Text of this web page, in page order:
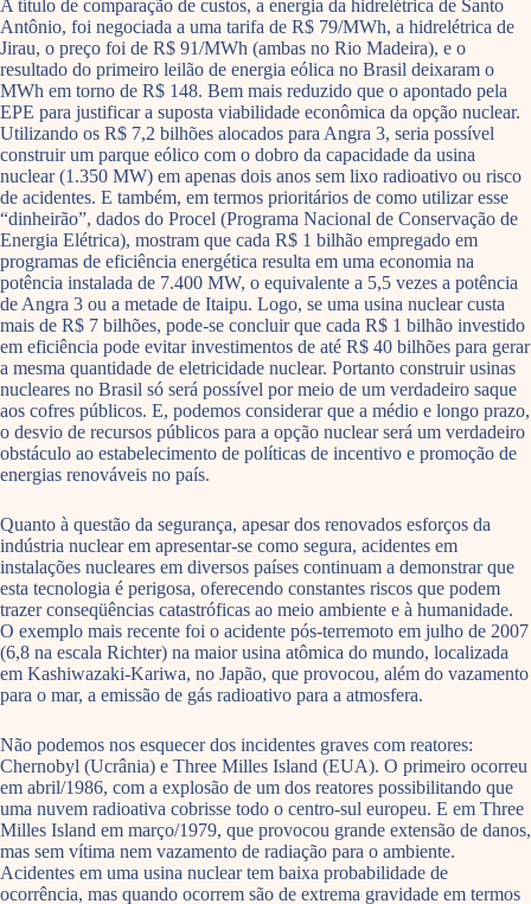
A título de comparação de custos, a energia da hidrelétrica de Santo
Antônio, foi negociada a uma tarifa de R$ 79/MWh, a hidrelétrica de
Jirau, o preço foi de R$ 91/MWh (ambas no Rio Madeira), e o
resultado do primeiro leilão de energia eólica no Brasil deixaram o
MWh em torno de R$ 148. Bem mais reduzido que o apontado pela
EPE para justificar a suposta viabilidade econômica da opção nuclear.
Utilizando os R$ 7,2 bilhões alocados para Angra 3, seria possível
construir um parque eólico com o dobro da capacidade da usina
nuclear (1.350 MW) em apenas dois anos sem lixo radioativo ou risco
de acidentes. E também, em termos prioritários de como utilizar esse
“dinheirão”, dados do Procel (Programa Nacional de Conservação de
Energia Elétrica), mostram que cada R$ 1 bilhão empregado em
programas de eficiência energética resulta em uma economia na
potência instalada de 7.400 MW, o equivalente a 5,5 vezes a potência
de Angra 3 ou a metade de Itaipu. Logo, se uma usina nuclear custa
mais de R$ 7 bilhões, pode-se concluir que cada R$ 1 bilhão investido
em eficiência pode evitar investimentos de até R$ 40 bilhões para gerar
a mesma quantidade de eletricidade nuclear. Portanto construir usinas
nucleares no Brasil só será possível por meio de um verdadeiro saque
aos cofres públicos. E, podemos considerar que a médio e longo prazo,
o desvio de recursos públicos para a opção nuclear será um verdadeiro
obstáculo ao estabelecimento de políticas de incentivo e promoção de
energias renováveis no país.
Quanto à questão da segurança, apesar dos renovados esforços da
indústria nuclear em apresentar-se como segura, acidentes em
instalações nucleares em diversos países continuam a demonstrar que
esta tecnologia é perigosa, oferecendo constantes riscos que podem
trazer conseqüências catastróficas ao meio ambiente e à humanidade.
O exemplo mais recente foi o acidente pós-terremoto em julho de 2007
(6,8 na escala Richter) na maior usina atômica do mundo, localizada
em Kashiwazaki-Kariwa, no Japão, que provocou, além do vazamento
para o mar, a emissão de gás radioativo para a atmosfera.
Não podemos nos esquecer dos incidentes graves com reatores:
Chernobyl (Ucrânia) e Three Milles Island (EUA). O primeiro ocorreu
em abril/1986, com a explosão de um dos reatores possibilitando que
uma nuvem radioativa cobrisse todo o centro-sul europeu. E em Three
Milles Island em março/1979, que provocou grande extensão de danos,
mas sem vítima nem vazamento de radiação para o ambiente.
Acidentes em uma usina nuclear tem baixa probabilidade de
ocorrência, mas quando ocorrem são de extrema gravidade em termos